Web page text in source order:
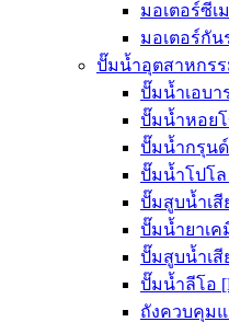
มอเตอร์ซีเ
มอเตอร์กัน
ปั๊มน้ำอุตสาหกรร
ปั๊มน้ำเอบาร่
ปั๊มน้ำหอยโ
ปั๊มน้ำกรุนด์
ปั๊มน้ำโปโล
ปั๊มสูบน้ำเสี
ปั๊มน้ำยาเค
ปั๊มสูบน้ำเสี
ปั๊มน้ำลีโอ
ถังควบคุมแ